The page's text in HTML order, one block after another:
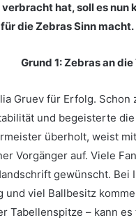
hat, soll es
die Zebras Sinn macht.
Grund 1: Zebras an
Gruev für Erfolg.
und begeisterte
überholt, weist
Vorgänger auf. Viele
gewünscht.
viel Ballbesitz
Tabellenspitze – kann